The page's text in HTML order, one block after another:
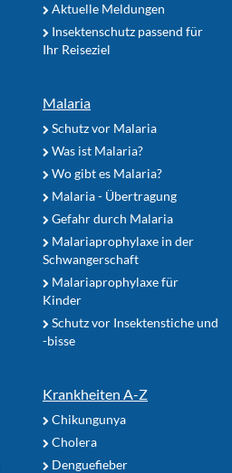
Aktuelle Meldungen
Insektenschutz passend für
Ihr Reiseziel
Malaria
Schutz vor Malaria
Was ist Malaria?
Wo gibt es Malaria?
Malaria - Übertragung
Gefahr durch Malaria
Malariaprophylaxe in der
Schwangerschaft
Malariaprophylaxe für
Kinder
Schutz vor Insektenstiche und
-bisse
Krankheiten A-Z
Chikungunya
Cholera
Denguefieber